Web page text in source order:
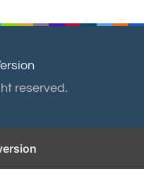
reserved.